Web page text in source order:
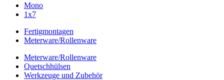
Mono
1x7
Fertigmontagen
Meterware/Rollenware
Meterware/Rollenware
Quetschhülsen
Werkzeuge und Zubehör